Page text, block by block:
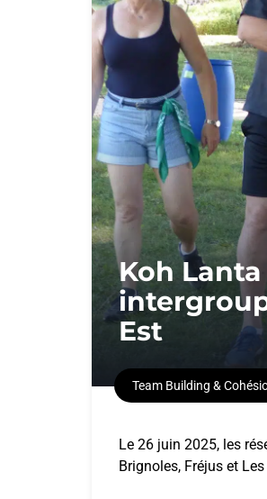
Koh
Est
Team Building &
Le 26 juin 2025, les
Brignoles, Fréjus et